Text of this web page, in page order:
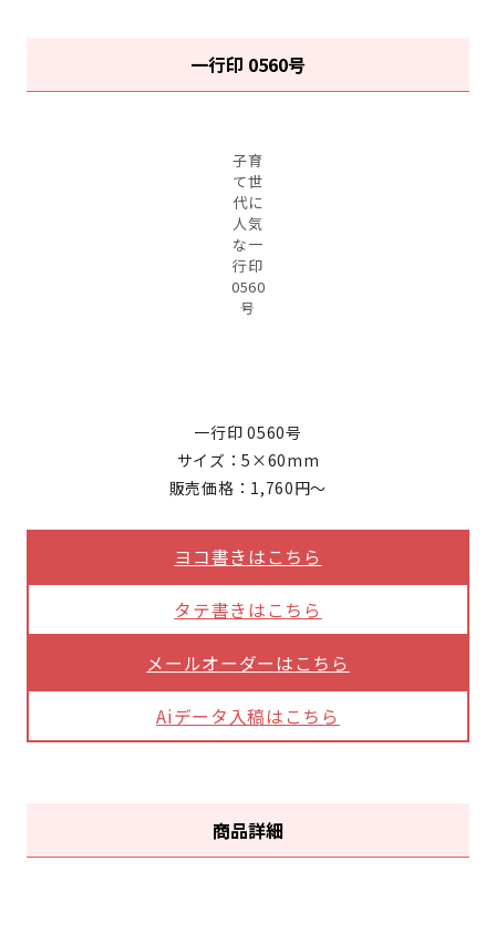
一行印 0560号
子育
て世
代に
人気
な一
行印
0560
号
一行印 0560号
サイズ：5×60mm
販売価格：1,760円～
ヨコ書きはこちら
タテ書きはこちら
メールオーダーはこちら
Aiデータ入稿はこちら
商品詳細